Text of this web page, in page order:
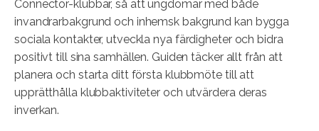
Connector-klubbar, så att ungdomar med både
invandrarbakgrund och inhemsk bakgrund kan bygga
sociala kontakter, utveckla nya färdigheter och bidra
positivt till sina samhällen. Guiden täcker allt från att
planera och starta ditt första klubbmöte till att
upprätthålla klubbaktiviteter och utvärdera deras
inverkan.